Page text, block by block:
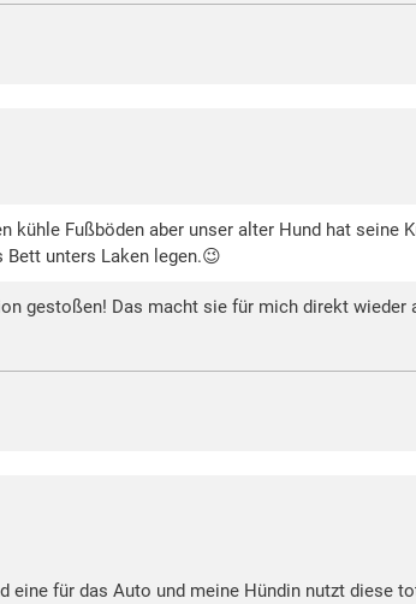
kühle Fußböden aber unser alter Hund hat seine
unters Laken legen.😉
gestoßen! Das macht sie für mich direkt
eine für das Auto und meine Hündin nutzt diese